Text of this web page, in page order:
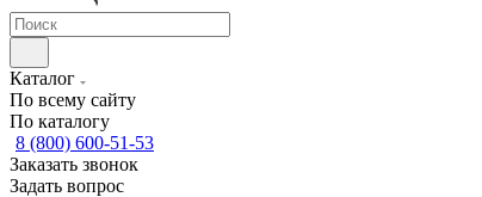
Каталог
По всему сайту
По каталогу
8 (800) 600-51-53
Заказать звонок
Задать вопрос